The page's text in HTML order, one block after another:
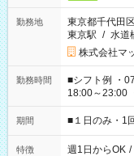
勤務地
東京都千代田区
東京駅 / 水道
株式会社マ
勤務時間
■シフト例 ・
18:00～23:00
etc ★最短で3時間で5,120円のお仕事から 15時間で2万円近く稼
げるお仕事も！ ご希望のお時間に合わせてご紹介！ ※シ
ください！
期間 ■１日のみ・1
特徴 週1日からOK /